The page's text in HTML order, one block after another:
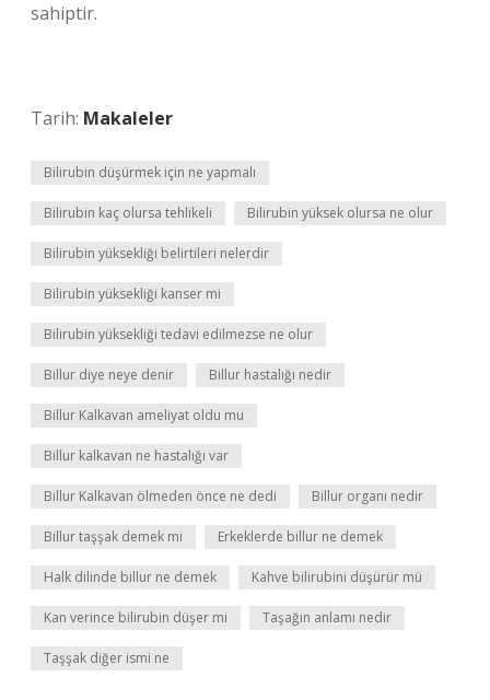
sahiptir.
Tarih: Makaleler
Bilirubin düşürmek için ne yapmalı
Bilirubin kaç olursa tehlikeli Bilirubin yüksek olursa ne olur
Bilirubin yüksekliği belirtileri nelerdir
Bilirubin yüksekliği kanser mi
Bilirubin yüksekliği tedavi edilmezse ne olur
Billur diye neye denir Billur hastalığı nedir
Billur Kalkavan ameliyat oldu mu
Billur kalkavan ne hastalığı var
Billur Kalkavan ölmeden önce ne dedi Billur organı nedir
Billur taşşak demek mi Erkeklerde billur ne demek
Halk dilinde billur ne demek Kahve bilirubini düşürür mü
Kan verince bilirubin düşer mi Taşağın anlamı nedir
Taşşak diğer ismi ne